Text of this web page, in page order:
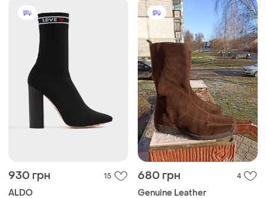
930 грн 15
ALDO
680 грн 4
Genuine Leather